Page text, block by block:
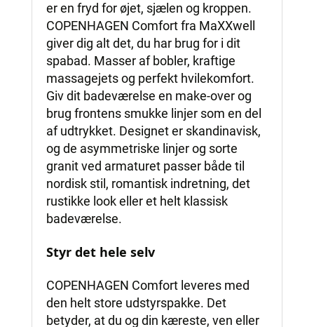
er en fryd for øjet, sjælen og kroppen.
COPENHAGEN Comfort fra MaXXwell
giver dig alt det, du har brug for i dit
spabad. Masser af bobler, kraftige
massagejets og perfekt hvilekomfort.
Giv dit badeværelse en make-over og
brug frontens smukke linjer som en del
af udtrykket. Designet er skandinavisk,
og de asymmetriske linjer og sorte
granit ved armaturet passer både til
nordisk stil, romantisk indretning, det
rustikke look eller et helt klassisk
badeværelse.
Styr det hele selv
COPENHAGEN Comfort leveres med
den helt store udstyrspakke. Det
betyder, at du og din kæreste, ven eller